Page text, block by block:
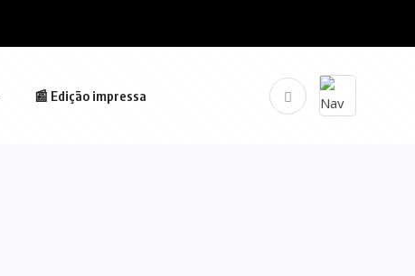
📰 Edição impressa